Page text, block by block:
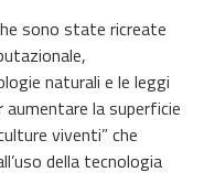
sono state ricreate
naturali e le leggi
la superficie
viventi” che
della tecnologia